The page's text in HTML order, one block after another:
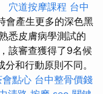
穴道按摩課程 台中
會產生更多的深色黑
悉皮膚病學測試的
該審查獲得了9名候
和行動原則不同。
會點心 台中整骨價錢